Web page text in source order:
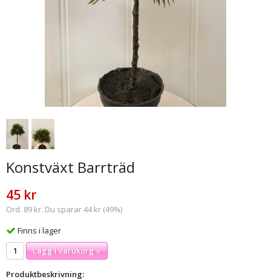
Konstväxt Barrträd
45 kr
Ord. 89 kr. Du sparar 44 kr (49%)
Finns i lager
Lägg i varukorg »
Produktbeskrivning: